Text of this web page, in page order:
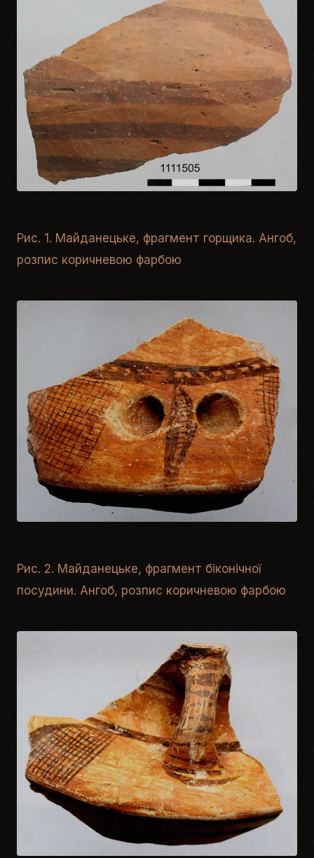
Рис. 1. Майданецьке, фрагмент горщика. Ангоб,
розпис коричневою фарбою
Рис. 2. Майданецьке, фрагмент біконічної
посудини. Ангоб, розпис коричневою фарбою